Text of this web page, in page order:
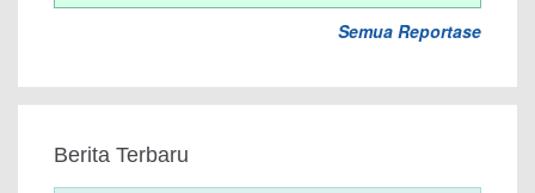
Semua Reportase
Berita Terbaru